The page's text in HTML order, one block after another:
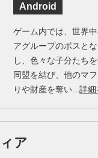
Android
ゲーム内では、世界
アグループのボスと
し、色々な子分たち
同盟を結び、他のマ
りや財産を奪い...詳細
ア